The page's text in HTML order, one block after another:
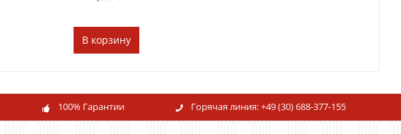
В корзину
100% Гарантии Горячая линия:+49 (30) 688-377-155